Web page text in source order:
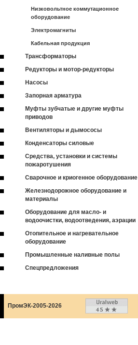
Низковольтное коммутационное
оборудование
Электромагниты
Кабельная продукция
Трансформаторы
Редукторы и мотор-редукторы
Насосы
Запорная арматура
Муфты зубчатые и другие муфты
приводов
Вентиляторы и дымососы
Конденсаторы силовые
Средства, установки и системы
пожаротушения
Сварочное и криогенное оборудование
Железнодорожное оборудование и
материалы
Оборудование для масло- и
водоочистки, водоотведения, аэрации
Отопительное и нагревательное
оборудование
Промышленные наливные полы
Спецпредложения
ПромЭК-2005-2026